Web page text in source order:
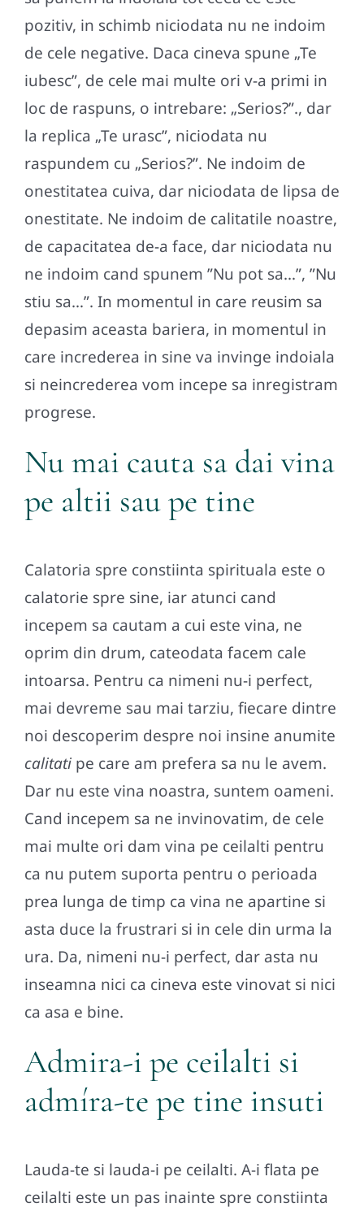
pozitiv, in schimb niciodata nu ne indoim
de cele negative. Daca cineva spune „Te
iubesc”, de cele mai multe ori v-a primi in
loc de raspuns, o intrebare: „Serios?”., dar
la replica „Te urasc”, niciodata nu
raspundem cu „Serios?”. Ne indoim de
onestitatea cuiva, dar niciodata de lipsa de
onestitate. Ne indoim de calitatile noastre,
de capacitatea de-a face, dar niciodata nu
ne indoim cand spunem ”Nu pot sa…”, ”Nu
stiu sa…”. In momentul in care reusim sa
depasim aceasta bariera, in momentul in
care increderea in sine va invinge indoiala
si neincrederea vom incepe sa inregistram
progrese.
Nu mai cauta sa dai vina
pe altii sau pe tine
Calatoria spre constiinta spirituala este o
calatorie spre sine, iar atunci cand
incepem sa cautam a cui este vina, ne
oprim din drum, cateodata facem cale
intoarsa. Pentru ca nimeni nu-i perfect,
mai devreme sau mai tarziu, fiecare dintre
noi descoperim despre noi insine anumite
calitati pe care am prefera sa nu le avem.
Dar nu este vina noastra, suntem oameni.
Cand incepem sa ne invinovatim, de cele
mai multe ori dam vina pe ceilalti pentru
ca nu putem suporta pentru o perioada
prea lunga de timp ca vina ne apartine si
asta duce la frustrari si in cele din urma la
ura. Da, nimeni nu-i perfect, dar asta nu
inseamna nici ca cineva este vinovat si nici
ca asa e bine.
Admira-i pe ceilalti si
admíra-te pe tine insuti
Lauda-te si lauda-i pe ceilalti. A-i flata pe
ceilalti este un pas inainte spre constiinta